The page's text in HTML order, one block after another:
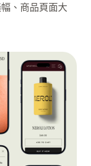
、商品頁面大